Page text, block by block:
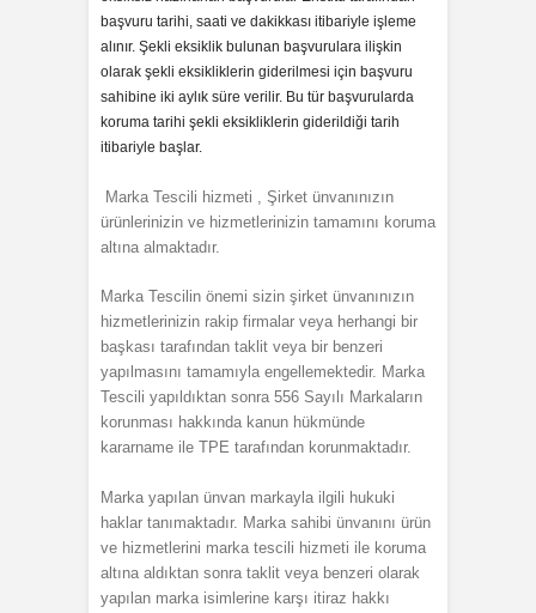
başvuru tarihi, saati ve dakikkası itibariyle işleme
alınır. Şekli eksiklik bulunan başvurulara ilişkin
olarak şekli eksikliklerin giderilmesi için başvuru
sahibine iki aylık süre verilir. Bu tür başvurularda
koruma tarihi şekli eksikliklerin giderildiği tarih
itibariyle başlar.
Marka Tescili hizmeti , Şirket ünvanınızın
ürünlerinizin ve hizmetlerinizin tamamını koruma
altına almaktadır.
Marka Tescilin önemi sizin şirket ünvanınızın
hizmetlerinizin rakip firmalar veya herhangi bir
başkası tarafından taklit veya bir benzeri
yapılmasını tamamıyla engellemektedir. Marka
Tescili yapıldıktan sonra 556 Sayılı Markaların
korunması hakkında kanun hükmünde
kararname ile TPE tarafından korunmaktadır.
Marka yapılan ünvan markayla ilgili hukuki
haklar tanımaktadır. Marka sahibi ünvanını ürün
ve hizmetlerini marka tescili hizmeti ile koruma
altına aldıktan sonra taklit veya benzeri olarak
yapılan marka isimlerine karşı itiraz hakkı